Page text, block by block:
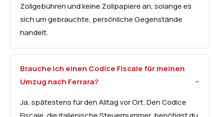
Zollgebühren und keine Zollpapiere an, solange es
sich um gebrauchte, persönliche Gegenstände
handelt.
Brauche ich einen Codice Fiscale für meinen
Umzug nach Ferrara?
Ja, spätestens für den Alltag vor Ort. Den Codice